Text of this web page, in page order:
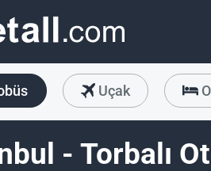
Uçak
- Torbalı